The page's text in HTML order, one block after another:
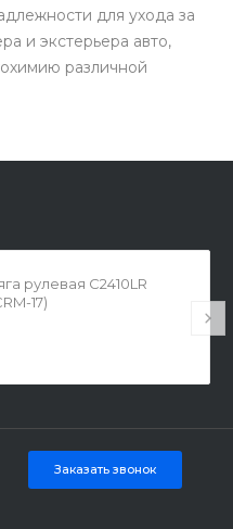
для ухода за
и экстерьера авто,
различной
рулевая C2410LR
17)
Заказать звонок